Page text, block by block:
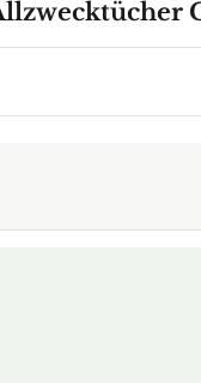
Vileda
Colors zu
von Vileda im
im Vergleich zu
auch für